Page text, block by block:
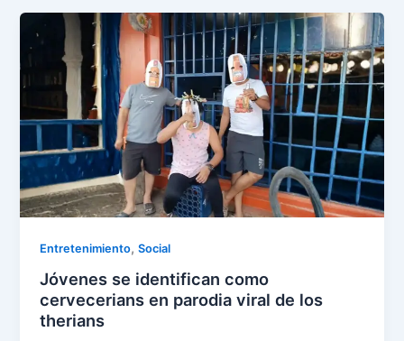
Entretenimiento,Social
Jóvenes se identifican como
cervecerians en parodia viral de los
therians